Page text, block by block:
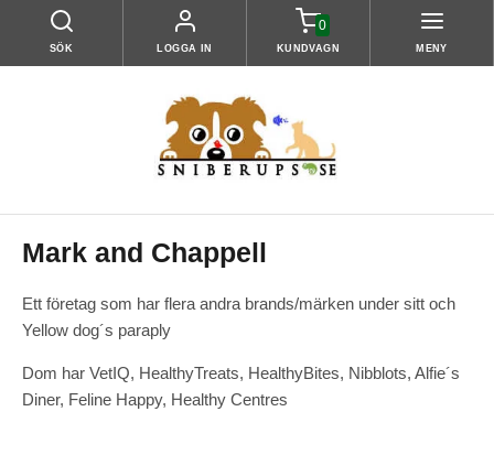
SÖK LOGGA IN
0
KUNDVAGN MENY
Mark and Chappell
Ett företag som har flera andra brands/märken under sitt och
Yellow dog´s paraply
Dom har VetIQ, HealthyTreats, HealthyBites, Nibblots, Alfie´s
Diner, Feline Happy, Healthy Centres